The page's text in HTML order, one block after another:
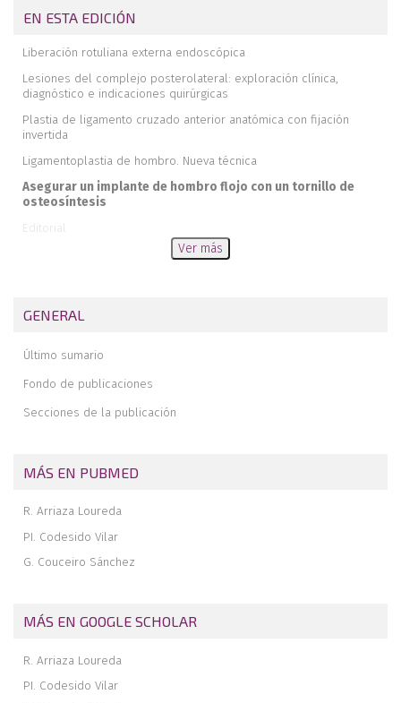
EN ESTA EDICIÓN
Liberación rotuliana externa endoscópica
Lesiones del complejo posterolateral: exploración clínica,
diagnóstico e indicaciones quirúrgicas
Plastia de ligamento cruzado anterior anatómica con fijación
invertida
Ligamentoplastia de hombro. Nueva técnica
Asegurar un implante de hombro flojo con un tornillo de
osteosíntesis
Editorial
Ver más
GENERAL
Último sumario
Fondo de publicaciones
Secciones de la publicación
MÁS EN PUBMED
R. Arriaza Loureda
PI. Codesido Vilar
G. Couceiro Sánchez
MÁS EN GOOGLE SCHOLAR
R. Arriaza Loureda
PI. Codesido Vilar